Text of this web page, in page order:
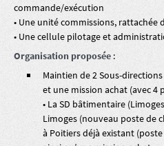
commande/exécution
• Une unité commissions, rattachée
• Une cellule pilotage et
Organisation proposée :
Maintien de 2 Sous-
et une mission achat (avec 4
• La SD bâtimentaire
Limoges (nouveau poste de
à Poitiers déjà existant